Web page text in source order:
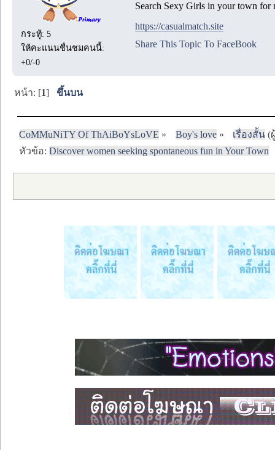
กระทู้: 5
ให้คะแนนชื่นชมคนนี้:
+0/-0
Search Sexy Girls in your town for
https://casualmatch.site
Share This Topic To FaceBook
หน้า: [1]ขึ้นบน
CoMMuNiTY Of ThAiBoYsLoVE » Boy's love» เรื่องสั้น(
หัวข้อ:Discover women seeking spontaneous fun in Your Town